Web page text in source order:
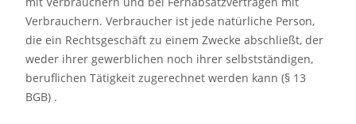
Verbrauchern. Verbraucher ist jede natürliche Person,
die ein Rechtsgeschäft zu einem Zwecke abschließt, der
weder ihrer gewerblichen noch ihrer selbstständigen,
beruflichen Tätigkeit zugerechnet werden kann (§ 13
BGB) .